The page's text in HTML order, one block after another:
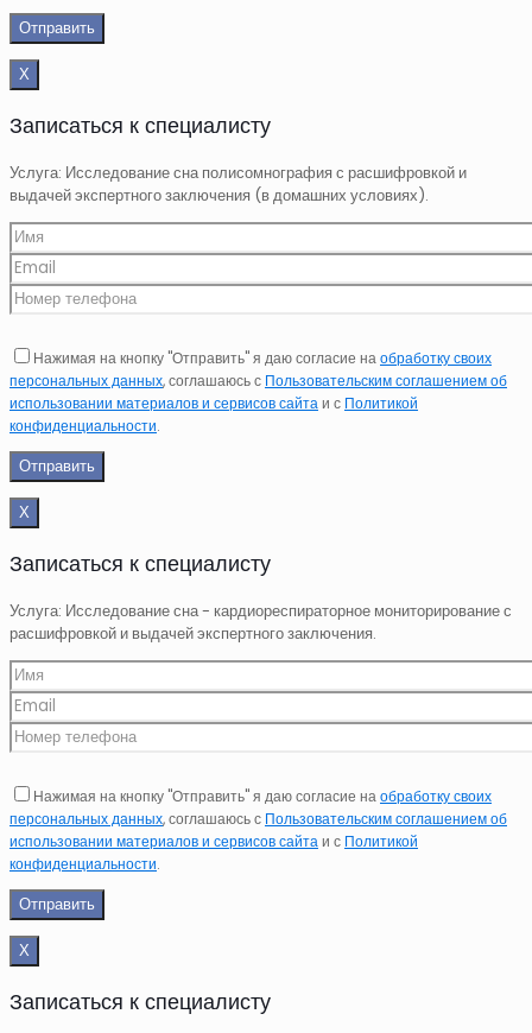
Х
Записаться к специалисту
Услуга: Исследование сна полисомнография с расшифровкой и
выдачей экспертного заключения (в домашних условиях).
Нажимая на кнопку "Отправить" я даю согласие наобработку своих
персональных данных, соглашаюсь с Пользовательским соглашением об
использовании материалов и сервисов сайтаи с Политикой
конфиденциальности.
Х
Записаться к специалисту
Услуга: Исследование сна - кардиореспираторное мониторирование с
расшифровкой и выдачей экспертного заключения.
Нажимая на кнопку "Отправить" я даю согласие наобработку своих
персональных данных, соглашаюсь с Пользовательским соглашением об
использовании материалов и сервисов сайтаи с Политикой
конфиденциальности.
Х
Записаться к специалисту